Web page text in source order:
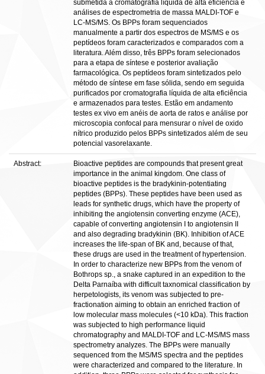
submetida a cromatografia líquida de alta eficiência e
análises de espectrometria de massa MALDI-TOF e
LC-MS/MS. Os BPPs foram sequenciados
manualmente a partir dos espectros de MS/MS e os
peptídeos foram caracterizados e comparados com a
literatura. Além disso, três BPPs foram selecionados
para a etapa de síntese e posterior avaliação
farmacológica. Os peptídeos foram sintetizados pelo
método de síntese em fase sólida, sendo em seguida
purificados por cromatografia líquida de alta eficiência
e armazenados para testes. Estão em andamento
testes ex vivo em anéis de aorta de ratos e análise por
microscopia confocal para mensurar o nível de oxido
nítrico produzido pelos BPPs sintetizados além de seu
potencial vasorelaxante.
Abstract:
Bioactive peptides are compounds that present great
importance in the animal kingdom. One class of
bioactive peptides is the bradykinin-potentiating
peptides (BPPs). These peptides have been used as
leads for synthetic drugs, which have the property of
inhibiting the angiotensin converting enzyme (ACE),
capable of converting angiotensin I to angiotensin II
and also degrading bradykinin (BK). Inhibition of ACE
increases the life-span of BK and, because of that,
these drugs are used in the treatment of hypertension.
In order to characterize new BPPs from the venom of
Bothrops sp., a snake captured in an expedition to the
Delta Parnaíba with difficult taxnomical classification by
herpetologists, its venom was subjected to pre-
fractionation aiming to obtain an enriched fraction of
low molecular mass molecules (<10 kDa). This fraction
was subjected to high performance liquid
chromatography and MALDI-TOF and LC-MS/MS mass
spectrometry analyzes. The BPPs were manually
sequenced from the MS/MS spectra and the peptides
were characterized and compared to the literature. In